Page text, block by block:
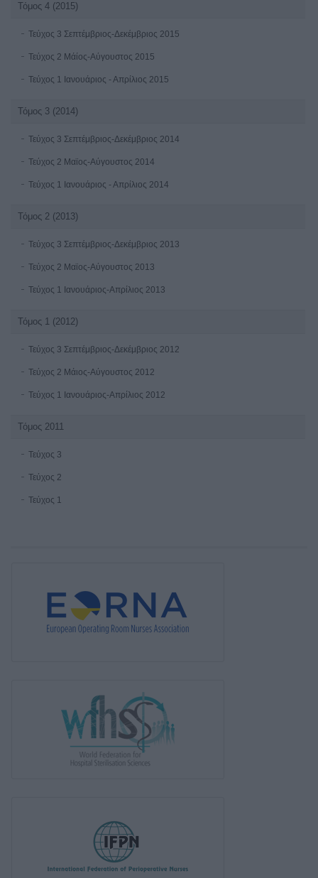
Τόμος 4 (2015)
Τεύχος 3 Σεπτέμβριος-Δεκέμβριος 2015
Τεύχος 2 Μάίος-Αύγουστος 2015
Τεύχος 1 Ιανουάριος - Απρίλιος 2015
Τόμος 3 (2014)
Τεύχος 3 Σεπτέμβριος-Δεκέμβριος 2014
Τεύχος 2 Μαϊος-Αύγουστος 2014
Τεύχος 1 Ιανουάριος - Απρίλιος 2014
Τόμος 2 (2013)
Τεύχος 3 Σεπτέμβριος-Δεκέμβριος 2013
Τεύχος 2 Μαϊος-Αύγουστος 2013
Τεύχος 1 Ιανουάριος-Απρίλιος 2013
Τόμος 1 (2012)
Τεύχος 3 Σεπτέμβριος-Δεκέμβριος 2012
Τεύχος 2 Μάιος-Αύγουστος 2012
Τεύχος 1 Ιανουάριος-Απρίλιος 2012
Τόμος 2011
Τεύχος 3
Τεύχος 2
Τεύχος 1